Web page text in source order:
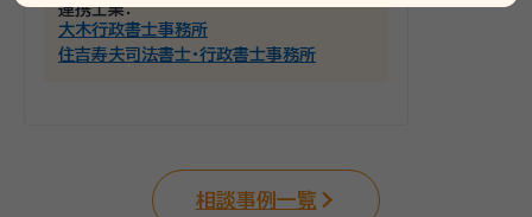
連携士業：
大木行政書士事務所
住吉寿夫司法書士・行政書士事務所
相談事例一覧